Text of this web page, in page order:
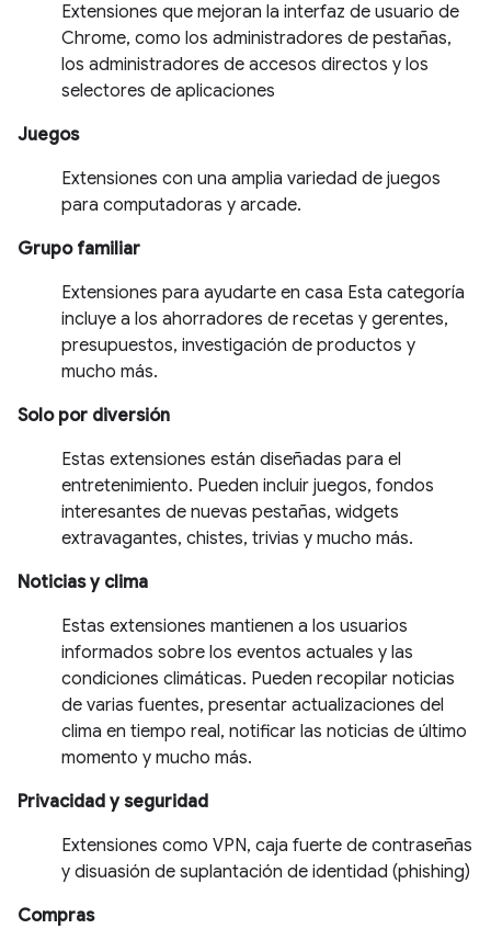
Extensiones que mejoran la interfaz de usuario de
Chrome, como los administradores de pestañas,
los administradores de accesos directos y los
selectores de aplicaciones
Juegos
Extensiones con una amplia variedad de juegos
para computadoras y arcade.
Grupo familiar
Extensiones para ayudarte en casa Esta categoría
incluye a los ahorradores de recetas y gerentes,
presupuestos, investigación de productos y
mucho más.
Solo por diversión
Estas extensiones están diseñadas para el
entretenimiento. Pueden incluir juegos, fondos
interesantes de nuevas pestañas, widgets
extravagantes, chistes, trivias y mucho más.
Noticias y clima
Estas extensiones mantienen a los usuarios
informados sobre los eventos actuales y las
condiciones climáticas. Pueden recopilar noticias
de varias fuentes, presentar actualizaciones del
clima en tiempo real, notificar las noticias de último
momento y mucho más.
Privacidad y seguridad
Extensiones como VPN, caja fuerte de contraseñas
y disuasión de suplantación de identidad (phishing)
Compras